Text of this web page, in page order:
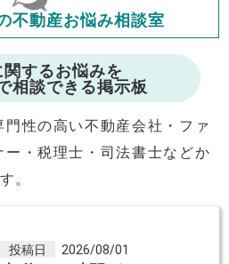
イページでは
費の計算もできます
不動産お悩み相談室
するお悩みを
相談できる掲示板
性の高い不動産会社・ファ
・税理士・司法書士などか
。
投稿日 2026/08/01